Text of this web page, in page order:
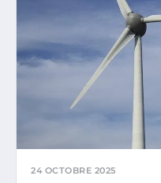
24 OCTOBRE 2025